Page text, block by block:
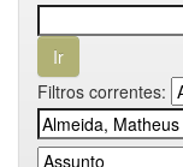
Filtros correntes: